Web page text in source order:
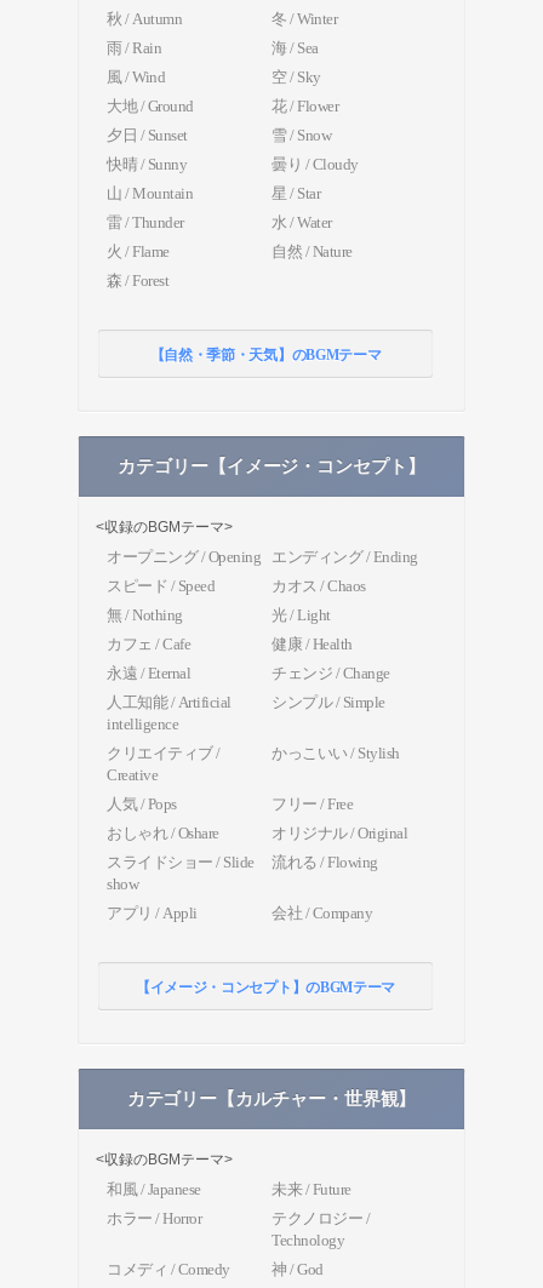
秋 / Autumn
冬 / Winter
雨 / Rain
海 / Sea
風 / Wind
空 / Sky
大地 / Ground
花 / Flower
夕日 / Sunset
雪 / Snow
快晴 / Sunny
曇り / Cloudy
山 / Mountain
星 / Star
雷 / Thunder
水 / Water
火 / Flame
自然 / Nature
森 / Forest
【自然・季節・天気】のBGMテーマ
カテゴリー【イメージ・コンセプト】
<収録のBGMテーマ>
オープニング / Opening
エンディング / Ending
スピード / Speed
カオス / Chaos
無 / Nothing
光 / Light
カフェ / Cafe
健康 / Health
永遠 / Eternal
チェンジ / Change
人工知能 / Artificial
intelligence
シンプル / Simple
クリエイティブ /
Creative
かっこいい / Stylish
人気 / Pops
フリー / Free
おしゃれ / Oshare
オリジナル / Original
スライドショー / Slide
show
流れる / Flowing
アプリ / Appli 会社 / Company
【イメージ・コンセプト】のBGMテーマ
カテゴリー【カルチャー・世界観】
<収録のBGMテーマ>
和風 / Japanese
未来 / Future
ホラー / Horror
テクノロジー /
Technology
コメディ / Comedy
神 / God